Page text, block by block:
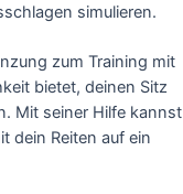
simulieren.
zum Training mit
bietet, deinen Sitz
Mit seiner Hilfe kannst
dein Reiten auf ein